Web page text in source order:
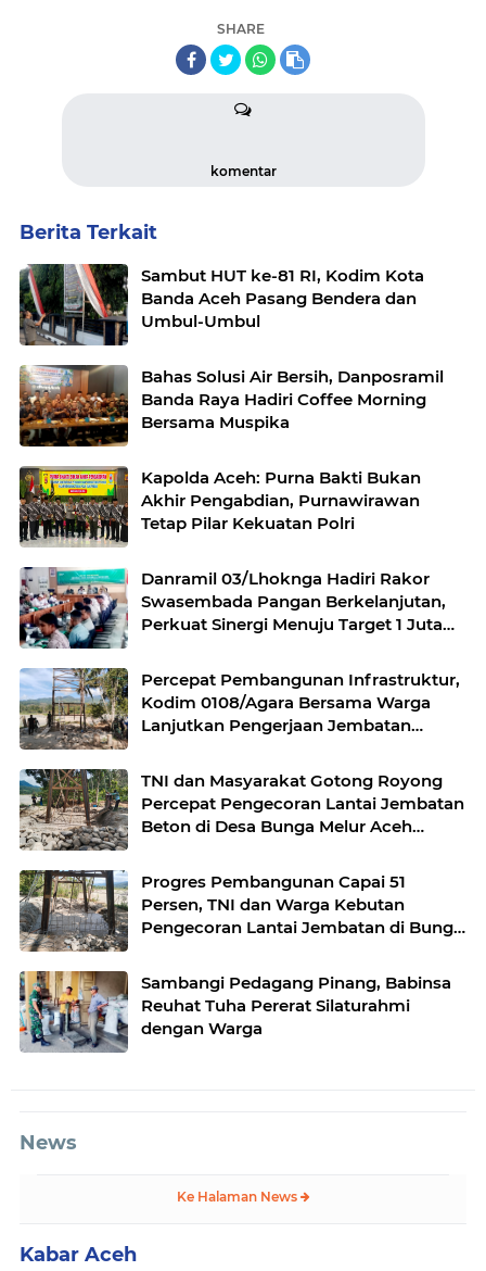
SHARE
komentar
Berita Terkait
Sambut HUT ke-81 RI, Kodim Kota
Banda Aceh Pasang Bendera dan
Umbul-Umbul
Bahas Solusi Air Bersih, Danposramil
Banda Raya Hadiri Coffee Morning
Bersama Muspika
Kapolda Aceh: Purna Bakti Bukan
Akhir Pengabdian, Purnawirawan
Tetap Pilar Kekuatan Polri
Danramil 03/Lhoknga Hadiri Rakor
Swasembada Pangan Berkelanjutan,
Perkuat Sinergi Menuju Target 1 Juta
Percepat Pembangunan Infrastruktur,
Kodim 0108/Agara Bersama Warga
Lanjutkan Pengerjaan Jembatan
Tenggara
TNI dan Masyarakat Gotong Royong
Percepat Pengecoran Lantai Jembatan
Beton di Desa Bunga Melur Aceh
Progres Pembangunan Capai 51
Persen, TNI dan Warga Kebutan
Pengecoran Lantai Jembatan di Bunga
Sambangi Pedagang Pinang, Babinsa
Reuhat Tuha Pererat Silaturahmi
dengan Warga
News
Ke Halaman News
Kabar Aceh